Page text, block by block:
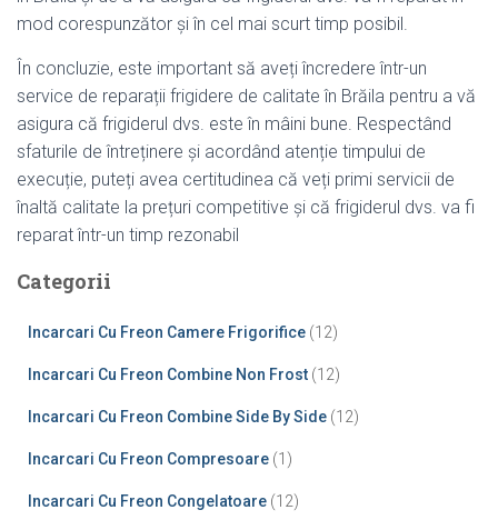
mod corespunzător și în cel mai scurt timp posibil.
În concluzie, este important să aveți încredere într-un
service de reparații frigidere de calitate în Brăila pentru a vă
asigura că frigiderul dvs. este în mâini bune. Respectând
sfaturile de întreținere și acordând atenție timpului de
execuție, puteți avea certitudinea că veți primi servicii de
înaltă calitate la prețuri competitive și că frigiderul dvs. va fi
reparat într-un timp rezonabil
Categorii
Incarcari Cu Freon Camere Frigorifice (12)
Incarcari Cu Freon Combine Non Frost (12)
Incarcari Cu Freon Combine Side By Side (12)
Incarcari Cu Freon Compresoare (1)
Incarcari Cu Freon Congelatoare (12)